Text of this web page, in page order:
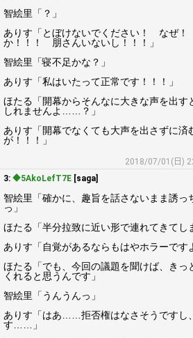
智絵里「？」
ありす「とぼけないでください！ なぜ
か！！！ 朋さんいないし！！！」
智絵里「寝不足かな？」
ありす「私はいたって正常です！！！」
ほたる「開幕からそんなに大きな声を出す
しれませんよ……？」
ありす「開幕でなくても大声を出さずに済
が！！！」
2018/07/01(日)
3: ◆5AkoLefT7E [saga]
智絵里「確かに、趣旨を話さないまま誘っ
っ」
ほたる「半分拉致に近い形で連れてきてし
ありす「自覚があるならもはやホラーです
ほたる「でも、今回の議題を聞けば、きっ
くれると思うんです」
智絵里「うんうんっ」
ありす「はあ……拒否権はなさそうですし
す……」